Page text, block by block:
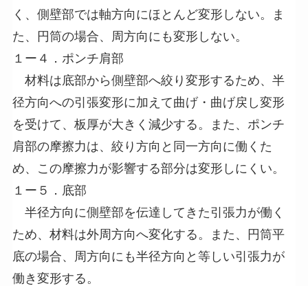
く、側壁部では軸方向にほとんど変形しない。ま
た、円筒の場合、周方向にも変形しない。
１ー４．ポンチ肩部
材料は底部から側壁部へ絞り変形するため、半
径方向への引張変形に加えて曲げ・曲げ戻し変形
を受けて、板厚が大きく減少する。また、ポンチ
肩部の摩擦力は、絞り方向と同一方向に働くた
め、この摩擦力が影響する部分は変形しにくい。
１ー５．底部
半径方向に側壁部を伝達してきた引張力が働く
ため、材料は外周方向へ変化する。また、円筒平
底の場合、周方向にも半径方向と等しい引張力が
働き変形する。